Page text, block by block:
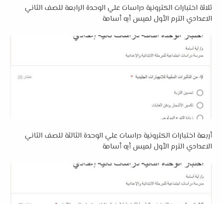
ثلاثة اختبارات الكترونية دراسات علي الوحدة الرابعة للصف الثاني
الاعدادي الترم الأول لميس أيه أسامة
أربعة اختبارات الكترونية دراسات علي الوحدة الثالثة للصف الثاني
الاعدادي الترم الأول لميس أيه أسامة